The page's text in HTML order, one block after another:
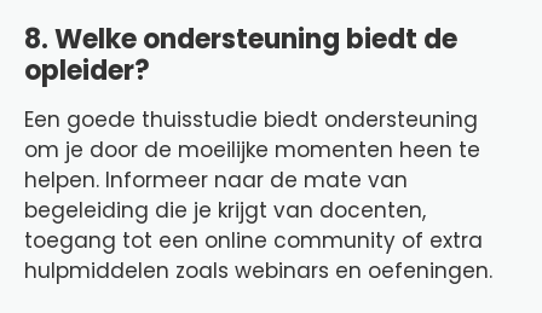
8. Welke ondersteuning biedt de
opleider?
Een goede thuisstudie biedt ondersteuning
om je door de moeilijke momenten heen te
helpen. Informeer naar de mate van
begeleiding die je krijgt van docenten,
toegang tot een online community of extra
hulpmiddelen zoals webinars en oefeningen.